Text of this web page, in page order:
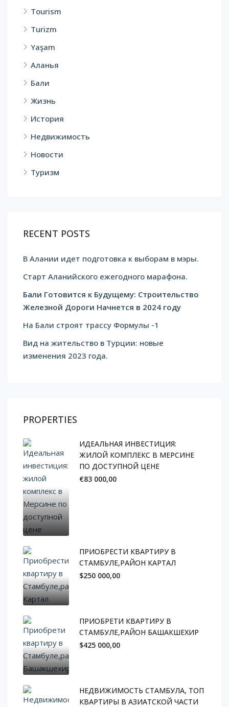
Tourism
Turizm
Yaşam
Аланья
Бали
Жизнь
История
Недвижимость
Новости
Туризм
RECENT POSTS
В Алании идет подготовка к выборам в мэры.
Cтарт Аланийского ежегодного марафона.
Бали Готовится к Будущему: Строительство
Железной Дороги Начнется в 2024 году
На Бали строят трассу Формулы -1
Вид на жительство в Турции: новые
изменения 2023 года.
PROPERTIES
ИДЕАЛЬНАЯ ИНВЕСТИЦИЯ:
ЖИЛОЙ КОМПЛЕКС В МЕРСИНЕ
ПО ДОСТУПНОЙ ЦЕНЕ
€83 000,00
ПРИОБРЕСТИ КВАРТИРУ В
СТАМБУЛЕ,РАЙОН КАРТАЛ
$250 000,00
ПРИОБРЕТИ КВАРТИРУ В
СТАМБУЛЕ,РАЙОН БАШАКШЕХИР
$425 000,00
НЕДВИЖИМОСТЬ СТАМБУЛА, ТОП
КВАРТИРЫ В АЗИАТСКОЙ ЧАСТИ